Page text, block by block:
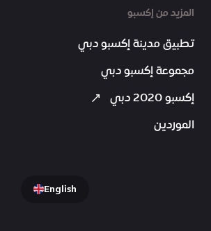
المزيد من إكسبو
تطبيق مدينة إكسبو دبي
مجموعة إكسبو دبي
إكسبو 2020 دبي
الموردين
English